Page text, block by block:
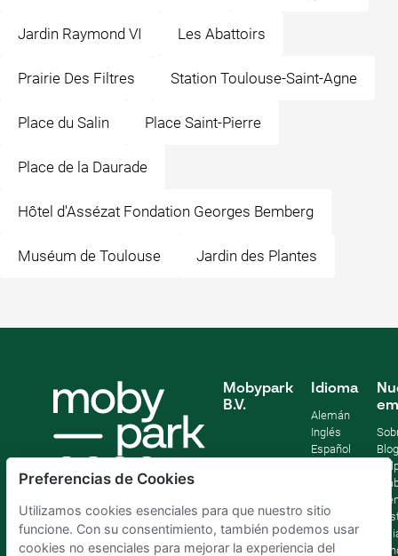
Jardin Raymond VI Les Abattoirs
Prairie Des Filtres Station Toulouse-Saint-Agne
Place du Salin Place Saint-Pierre
Place de la Daurade
Hôtel d'Assézat Fondation Georges Bemberg
Muséum de Toulouse Jardin des Plantes
Mobypark
B.V.
Idioma
Alemán
Inglés
Español
Blog
Preferencias de Cookies
Utilizamos cookies esenciales para que nuestro sitio
funcione. Con su consentimiento, también podemos usar
cookies no esenciales para mejorar la experiencia del